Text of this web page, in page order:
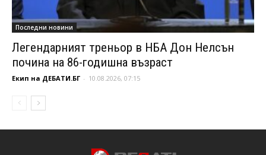
Последни новини
Легендарният треньор в НБА Дон Нелсън
почина на 86-годишна възраст
Екип на ДЕБАТИ.БГ - 10.08.2026, 07:15